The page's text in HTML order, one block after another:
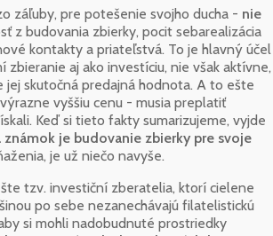
záľuby, pre potešenie svojho ducha - nie
z budovania zbierky, pocit sebarealizácia
kontakty a priateľstvá. To je hlavný účel
aj ako investíciu, nie však aktívne,
jej skutočná predajná hodnota. A to ešte
vyššiu cenu - musia preplatiť
Keď si tieto fakty sumarizujeme, vyjde
je budovanie zbierky pre svoje
je už niečo navyše.
tzv. investiční zberatelia, ktorí cielene
po sebe nezanechávajú filatelistickú
si mohli nadobudnuté prostriedky